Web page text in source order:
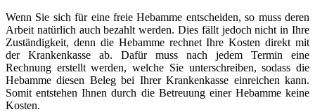
Wenn Sie sich für eine freie Hebamme entscheiden, so muss deren
Arbeit natürlich auch bezahlt werden. Dies fällt jedoch nicht in Ihre
Zuständigkeit, denn die Hebamme rechnet Ihre Kosten direkt mit
der Krankenkasse ab. Dafür muss nach jedem Termin eine
Rechnung erstellt werden, welche Sie unterschreiben, sodass die
Hebamme diesen Beleg bei Ihrer Krankenkasse einreichen kann.
Somit entstehen Ihnen durch die Betreuung einer Hebamme keine
Kosten.